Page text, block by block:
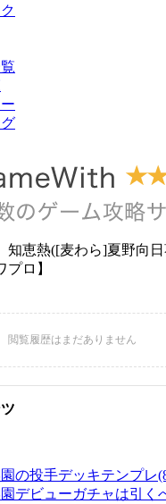
知恵熱([麦わら]夏野向
ロ】
の投手デッキテンプレ
デビューガチャは引く